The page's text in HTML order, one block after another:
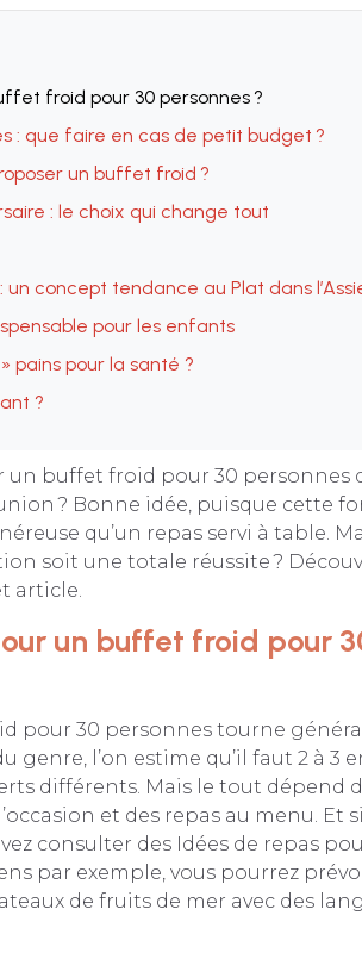
froid pour 30 personnes ?
: que faire en cas de petit budget ?
un buffet froid ?
: le choix qui change tout
un concept tendance au Plat dans
pour les enfants
pains pour la santé ?
?
un buffet froid pour 30 personnes
? Bonne idée, puisque cette
qu’un repas servi à table.
soit une totale réussite ?
article.
un buffet froid pour
pour 30 personnes tourne
genre, l’on estime qu’il faut 2 à 3
différents. Mais le tout dépend
et des repas au menu. Et
consulter des Idées de repas
par exemple, vous pourrez
de fruits de mer avec des